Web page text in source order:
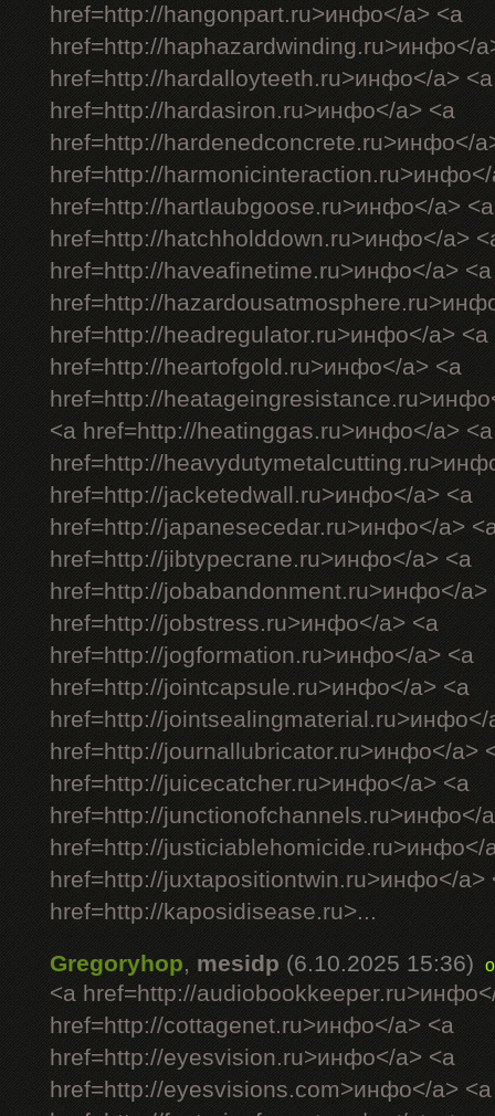
href=http://hangonpart.ru>инфо</a> <a
href=http://haphazardwinding.ru>инфо</
href=http://hardalloyteeth.ru>инфо</a> <a
href=http://hardasiron.ru>инфо</a> <a
href=http://hardenedconcrete.ru>инфо</
href=http://
href=http://hartlaubgoose.ru>инфо</a> <a
href=http://hatchholddown.ru>инфо</a>
href=http://haveafinetime.ru>инфо</a> <a
href=http://
href=http://headregulator.ru>инфо</a> <a
href=http://heartofgold.ru>инфо</a> <a
href=http://
<a href=http://heatinggas.ru>инфо</a> <a
href=http://
href=http://jacketedwall.ru>инфо</a> <a
href=http://japanesecedar.ru>инфо</a>
href=http://jibtypecrane.ru>инфо</a> <a
href=http://jobabandonment.ru>инфо</a>
href=http://jobstress.ru>инфо</a> <a
href=http://jogformation.ru>инфо</a> <a
href=http://jointcapsule.ru>инфо</a> <a
href=http://jointsealingmaterial.ru>инфо</
href=http://journallubricator.ru>инфо</a>
href=http://juicecatcher.ru>инфо</a> <a
href=http://junctionofchannels.ru>инфо</
href=http://justiciablehomicide.ru>инфо</
href=http://juxtapositiontwin.ru>инфо</a>
href=http://kaposidisease.ru>...
Gregoryhop,mesidp (6.10.2025 15:36)
<a href=http://
href=http://cottagenet.ru>инфо</a> <a
href=http://eyesvision.ru>инфо</a> <a
href=http://eyesvisions.com>инфо</a> <a